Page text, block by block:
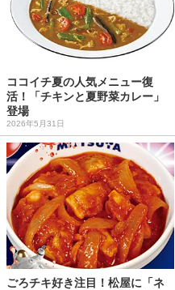
ココイチ夏の人気メニュー復
活！「チキンと夏野菜カレー」
登場
2026年5月31日
ごろチキ好き注目！松屋に「ネ